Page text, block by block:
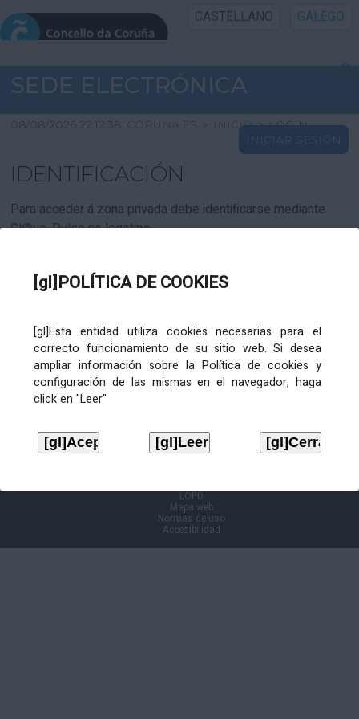
[gl]POLÍTICA DE COOKIES
[gl]Esta entidad utiliza cookies necesarias para el
correcto funcionamiento de su sitio web. Si desea
ampliar información sobre la Política de cookies y
configuración de las mismas en el navegador, haga
click en "Leer"
CASTELLANO GALEGO
INICIO SEDE
INICIO
INFORMACIÓN PÚBLICA
CARTAFOL CIDADÁN
SEDE ELECTRÓNICA
08/08/2026 22:12:38 CORUNA.ES > INICIO > LOGIN
INICIAR SESIÓN
IDENTIFICACIÓN
Para acceder á zona privada debe identificarse mediante
Cl@ve. Pulse no logotipo
LOPD
Mapa web
Normas de uso
Accesibilidad